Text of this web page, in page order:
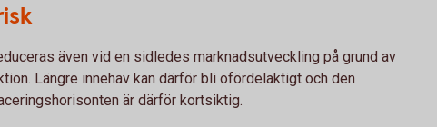
även vid en sidledes marknadsutveckling på grund av
Längre innehav kan därför bli ofördelaktigt och den
är därför kortsiktig.